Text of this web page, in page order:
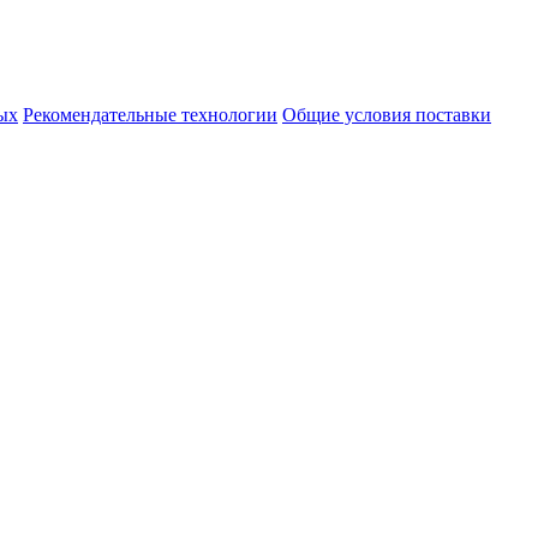
Рекомендательные технологии Общие условия поставки